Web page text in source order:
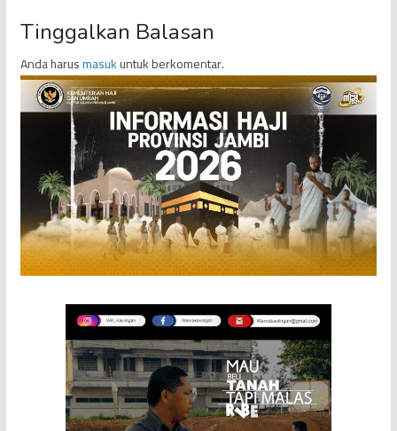
Tinggalkan Balasan
Anda harusmasukuntuk berkomentar.